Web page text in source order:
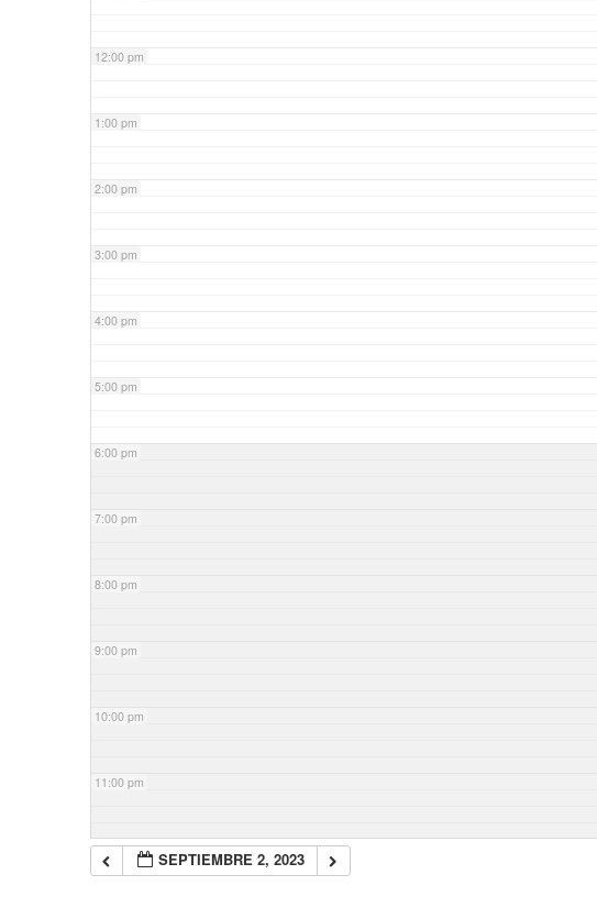
12:00 pm
1:00 pm
2:00 pm
3:00 pm
4:00 pm
5:00 pm
6:00 pm
7:00 pm
8:00 pm
9:00 pm
10:00 pm
11:00 pm
SEPTIEMBRE 2, 2023